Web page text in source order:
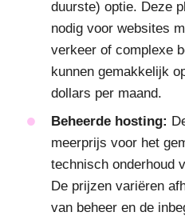
duurste) optie. Deze
nodig voor websites
verkeer of complexe
kunnen gemakkelijk
dollars per maand.
Beheerde hosting:
meerprijs voor het
technisch onderhoud
De prijzen variëren
van beheer en de